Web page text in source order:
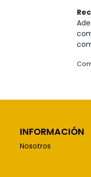
INFORMACIÓN
Nosotros